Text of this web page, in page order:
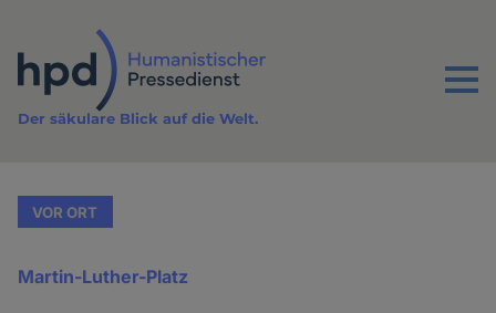
Inhalt
Menu
Der säkulare Blick auf die Welt.
VOR ORT
Martin-Luther-Platz